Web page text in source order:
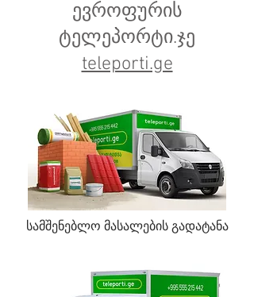
ევროფურის
ტელეპორტი.ჯე
teleporti.ge
სამშენებლო მასალების გადატანა